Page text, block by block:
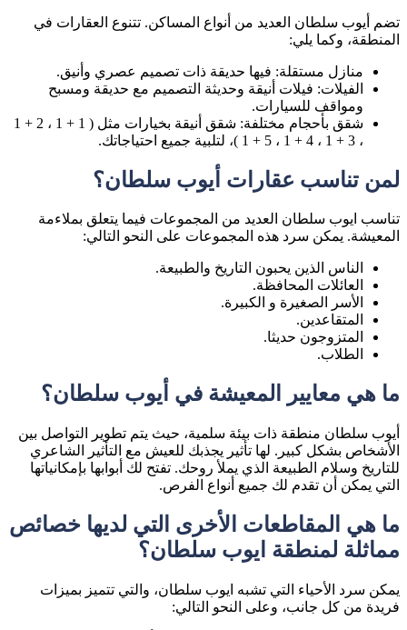
تضم أيوب سلطان العديد من أنواع المساكن. تتنوع العقارات في
المنطقة، وكما يلي:
منازل مستقلة: فيها حديقة ذات تصميم عصري وأنيق.
الفيلات: فيلات أنيقة وحديثة التصميم مع حديقة ومسبح
ومواقف للسيارات.
شقق بأحجام مختلفة: شقق أنيقة بخيارات مثل ( 1 + 1 ، 2 + 1
، 3 + 1 ، 4 + 1 ، 5 + 1 )، لتلبية جميع احتياجاتك.
لمن تناسب عقارات أيوب سلطان؟
تناسب ايوب سلطان العديد من المجموعات فيما يتعلق بملاءمة
المعيشة. يمكن سرد هذه المجموعات على النحو التالي:
الناس الذين يحبون التاريخ والطبيعة.
العائلات المحافظة.
الأسر الصغيرة و الكبيرة.
المتقاعدين.
المتزوجون حديثا.
الطلاب.
ما هي معايير المعيشة في أيوب سلطان؟
أيوب سلطان منطقة ذات بيئة سلمية، حيث يتم تطوير التواصل بين
الأشخاص بشكل كبير. لها تأثير يجذبك للعيش مع التأثير الشاعري
للتاريخ وسلام الطبيعة الذي يملأ روحك. تفتح لك أبوابها بإمكانياتها
التي يمكن أن تقدم لك جميع أنواع الفرص.
ما هي المقاطعات الأخرى التي لديها خصائص
مماثلة لمنطقة ايوب سلطان؟
يمكن سرد الأحياء التي تشبه ايوب سلطان، والتي تتميز بميزات
فريدة من كل جانب، وعلى النحو التالي: